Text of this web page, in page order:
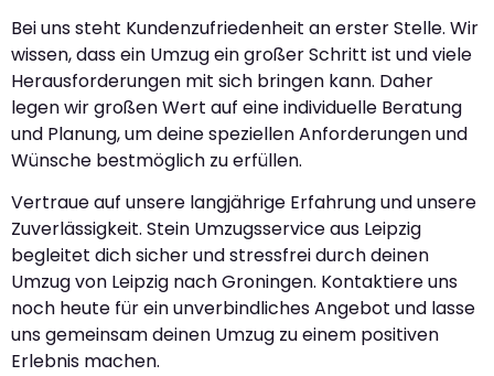
Bei uns steht Kundenzufriedenheit an erster Stelle. Wir
wissen, dass ein Umzug ein großer Schritt ist und viele
Herausforderungen mit sich bringen kann. Daher
legen wir großen Wert auf eine individuelle Beratung
und Planung, um deine speziellen Anforderungen und
Wünsche bestmöglich zu erfüllen.
Vertraue auf unsere langjährige Erfahrung und unsere
Zuverlässigkeit. Stein Umzugsservice aus Leipzig
begleitet dich sicher und stressfrei durch deinen
Umzug von Leipzig nach Groningen. Kontaktiere uns
noch heute für ein unverbindliches Angebot und lasse
uns gemeinsam deinen Umzug zu einem positiven
Erlebnis machen.